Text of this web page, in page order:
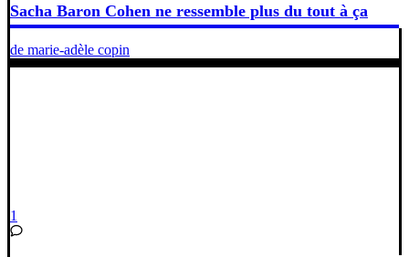
Sacha Baron Cohen ne ressemble plus du tout à ça
de marie-adèle copin
1